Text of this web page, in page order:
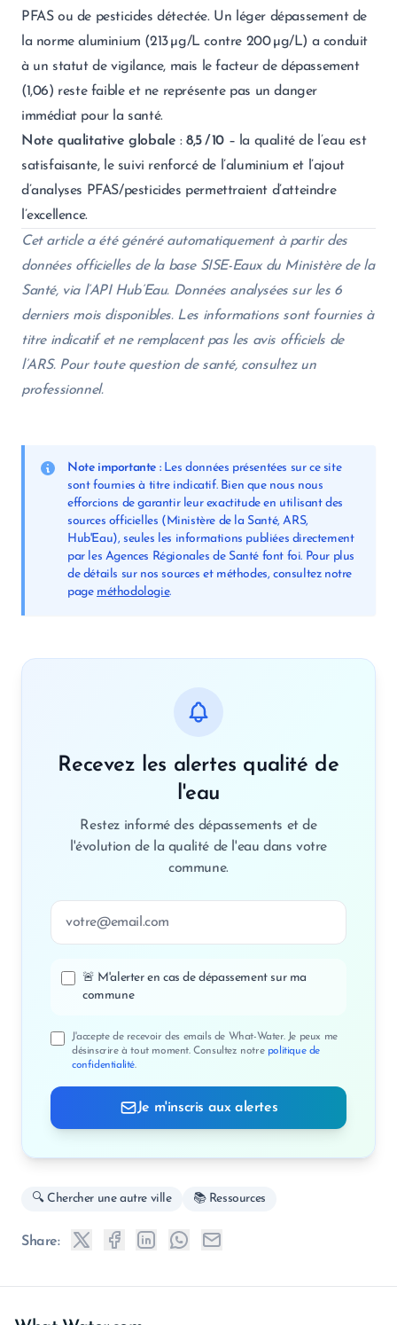
PFAS ou de pesticides détectée. Un léger dépassement de
la norme aluminium (213 µg/L contre 200 µg/L) a conduit
à un statut de vigilance, mais le facteur de dépassement
(1,06) reste faible et ne représente pas un danger
immédiat pour la santé.
Note qualitative globale :8,5 / 10 – la qualité de l’eau est
satisfaisante, le suivi renforcé de l’aluminium et l’ajout
d’analyses PFAS/pesticides permettraient d’atteindre
l’excellence.
Cet article a été généré automatiquement à partir des
données officielles de la base SISE-Eaux du Ministère de la
Santé, via l’API Hub’Eau. Données analysées sur les 6
derniers mois disponibles. Les informations sont fournies à
titre indicatif et ne remplacent pas les avis officiels de
l’ARS. Pour toute question de santé, consultez un
professionnel.
Note importante :Les données présentées sur ce site
sont fournies à titre indicatif. Bien que nous nous
efforcions de garantir leur exactitude en utilisant des
sources officielles (Ministère de la Santé, ARS,
Hub'Eau), seules les informations publiées directement
par les Agences Régionales de Santé font foi. Pour plus
de détails sur nos sources et méthodes, consultez notre
page méthodologie.
Recevez les alertes qualité de
l'eau
Restez informé des dépassements et de
l'évolution de la qualité de l'eau dans votre
commune.
🚨 M'alerter en cas de dépassement sur ma
commune
J'accepte de recevoir des emails de What-Water. Je peux me
désinscrire à tout moment. Consultez notre politique de
confidentialité.
Je m'inscris aux alertes
🔍 Chercher une autre ville 📚 Ressources
Share: